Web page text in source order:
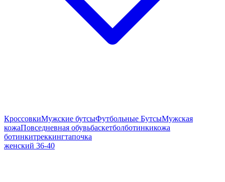
КроссовкиМужские бутсыФутбольные БутсыМужская
кожаПовседневная обувьбаскетболботинкикожа
ботинкитреккингтапочка
женский 36-40